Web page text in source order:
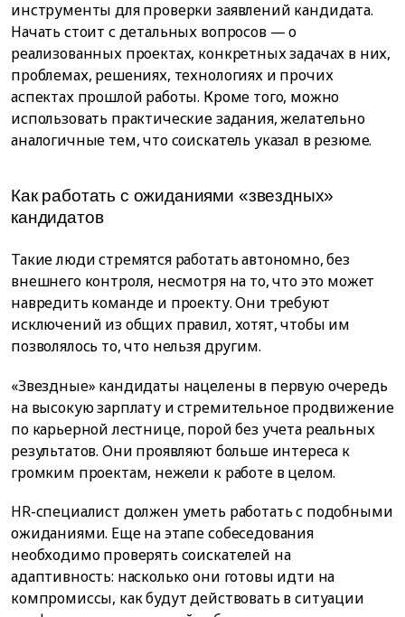
инструменты для проверки заявлений кандидата.
Начать стоит с детальных вопросов — о
реализованных проектах, конкретных задачах в них,
проблемах, решениях, технологиях и прочих
аспектах прошлой работы. Кроме того, можно
использовать практические задания, желательно
аналогичные тем, что соискатель указал в резюме.
Как работать с ожиданиями «звездных»
кандидатов
Такие люди стремятся работать автономно, без
внешнего контроля, несмотря на то, что это может
навредить команде и проекту. Они требуют
исключений из общих правил, хотят, чтобы им
позволялось то, что нельзя другим.
«Звездные» кандидаты нацелены в первую очередь
на высокую зарплату и стремительное продвижение
по карьерной лестнице, порой без учета реальных
результатов. Они проявляют больше интереса к
громким проектам, нежели к работе в целом.
HR-специалист должен уметь работать с подобными
ожиданиями. Еще на этапе собеседования
необходимо проверять соискателей на
адаптивность: насколько они готовы идти на
компромиссы, как будут действовать в ситуации